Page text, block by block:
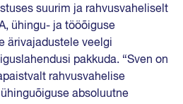
suurim ja rahvusvaheliselt
ühingu- ja tööõiguse
ärivajadustele veelgi
pakkuda. “Sven on
rahvusvahelise
absoluutne